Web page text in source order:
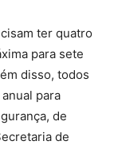
ter quatro
para sete
disso, todos
para
de
de